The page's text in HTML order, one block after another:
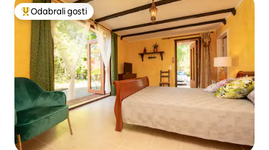
Među najviše rangiranima s oznakom „Odabrali gosti”
Odabrali gosti